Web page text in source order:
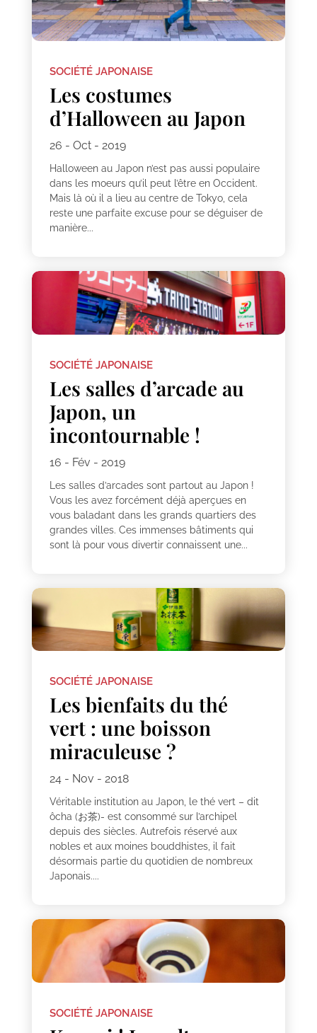
SOCIÉTÉ JAPONAISE
Les costumes
d’Halloween au Japon
26 - Oct - 2019
Halloween au Japon n’est pas aussi populaire
dans les moeurs qu’il peut l’être en Occident.
Mais là où il a lieu au centre de Tokyo, cela
reste une parfaite excuse pour se déguiser de
manière...
SOCIÉTÉ JAPONAISE
Les salles d’arcade au
Japon, un
incontournable !
16 - Fév - 2019
Les salles d’arcades sont partout au Japon !
Vous les avez forcément déjà aperçues en
vous baladant dans les grands quartiers des
grandes villes. Ces immenses bâtiments qui
sont là pour vous divertir connaissent une...
SOCIÉTÉ JAPONAISE
Les bienfaits du thé
vert : une boisson
miraculeuse ?
24 - Nov - 2018
Véritable institution au Japon, le thé vert – dit
ôcha (お茶)- est consommé sur l’archipel
depuis des siècles. Autrefois réservé aux
nobles et aux moines bouddhistes, il fait
désormais partie du quotidien de nombreux
Japonais....
SOCIÉTÉ JAPONAISE